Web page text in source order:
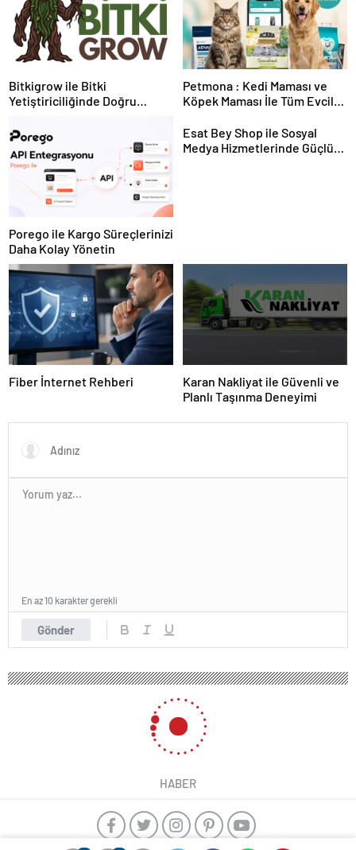
Bitkigrow ile Bitki
Yetiştiriciliğinde Doğru
Petmona : Kedi Maması ve
Köpek Maması İle Tüm Evcil
Porego ile Kargo Süreçlerinizi
Daha Kolay Yönetin
Esat Bey Shop ile Sosyal
Medya Hizmetlerinde Güçlü
Fiber İnternet Rehberi
Karan Nakliyat ile Güvenli ve
Planlı Taşınma Deneyimi
Gönder
En az 10 karakter gerekli
HABER